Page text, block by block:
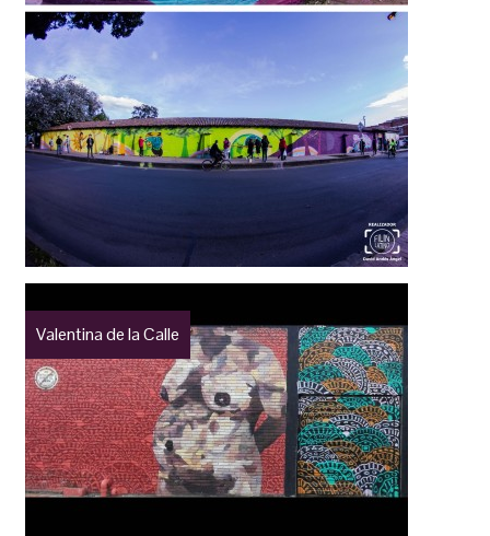
Valentina de la Calle